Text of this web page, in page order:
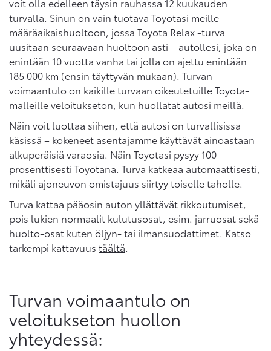
voit olla edelleen täysin rauhassa 12 kuukauden
turvalla. Sinun on vain tuotava Toyotasi meille
määräaikaishuoltoon, jossa Toyota Relax -turva
uusitaan seuraavaan huoltoon asti – autollesi, joka on
enintään 10 vuotta vanha tai jolla on ajettu enintään
185 000 km (ensin täyttyvän mukaan). Turvan
voimaantulo on kaikille turvaan oikeutetuille Toyota-
malleille veloitukseton, kun huollatat autosi meillä.
Näin voit luottaa siihen, että autosi on turvallisissa
käsissä – kokeneet asentajamme käyttävät ainoastaan
alkuperäisiä varaosia. Näin Toyotasi pysyy 100-
prosenttisesti Toyotana. Turva katkeaa automaattisesti,
mikäli ajoneuvon omistajuus siirtyy toiselle taholle.
Turva kattaa pääosin auton yllättävät rikkoutumiset,
pois lukien normaalit kulutusosat, esim. jarruosat sekä
huolto-osat kuten öljyn- tai ilmansuodattimet. Katso
tarkempi kattavuus täältä
Turvan voimaantulo on
veloitukseton huollon
yhteydessä: